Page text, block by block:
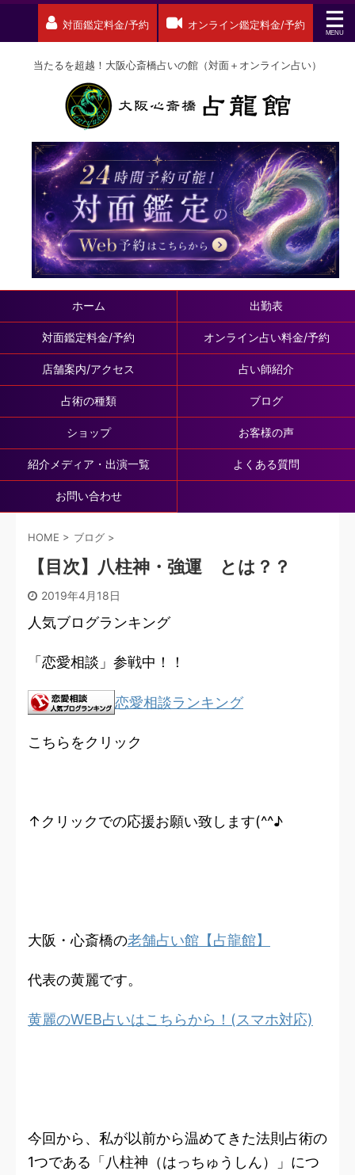
対面鑑定料金/予約 オンライン鑑定料金/予約
当たるを超越！大阪心斎橋占いの館（対面＋オンライン占い）
ホーム 出勤表
対面鑑定料金/予約 オンライン占い料金/予約
店舗案内/アクセス 占い師紹介
占術の種類 ブログ
ショップ お客様の声
紹介メディア・出演一覧 よくある質問
お問い合わせ
HOME > ブログ >
【目次】八柱神・強運 とは？？
2019年4月18日
人気ブログランキング
「恋愛相談」参戦中！！
恋愛相談ランキング
こちらをクリック
↑クリックでの応援お願い致します(^^♪
大阪・心斎橋の老舗占い館【占龍館】
代表の黄麗です。
黄麗のWEB占いはこちらから！(スマホ対応)
今回から、私が以前から温めてきた法則占術の
1つである 「八柱神（はっちゅうしん）」 につ